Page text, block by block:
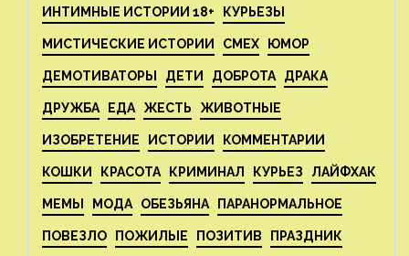
ИНТИМНЫЕ ИСТОРИИ 18+ КУРЬЕЗЫ
МИСТИЧЕСКИЕ ИСТОРИИ СМЕХ ЮМОР
ДЕМОТИВАТОРЫ ДЕТИ ДОБРОТА ДРАКА
ДРУЖБА ЕДА ЖЕСТЬ ЖИВОТНЫЕ
ИЗОБРЕТЕНИЕ ИСТОРИИ КОММЕНТАРИИ
КОШКИ КРАСОТА КРИМИНАЛ КУРЬЕЗ ЛАЙФХАК
МЕМЫ МОДА ОБЕЗЬЯНА ПАРАНОРМАЛЬНОЕ
ПОВЕЗЛО ПОЖИЛЫЕ ПОЗИТИВ ПРАЗДНИК